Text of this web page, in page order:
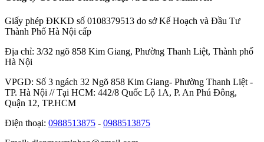
Giấy phép ĐKKD số 0108379513 do sở Kế Hoạch và Đầu Tư
Thành Phố Hà Nội cấp
Địa chỉ: 3/32 ngõ 858 Kim Giang, Phường Thanh Liệt, Thành phố
Hà Nội
VPGD: Số 3 ngách 32 Ngõ 858 Kim Giang- Phường Thanh Liệt -
TP. Hà Nội // Tại HCM: 442/8 Quốc Lộ 1A, P. An Phú Đông,
Quận 12, TP.HCM
Điện thoại: 0988513875 - 0988513875